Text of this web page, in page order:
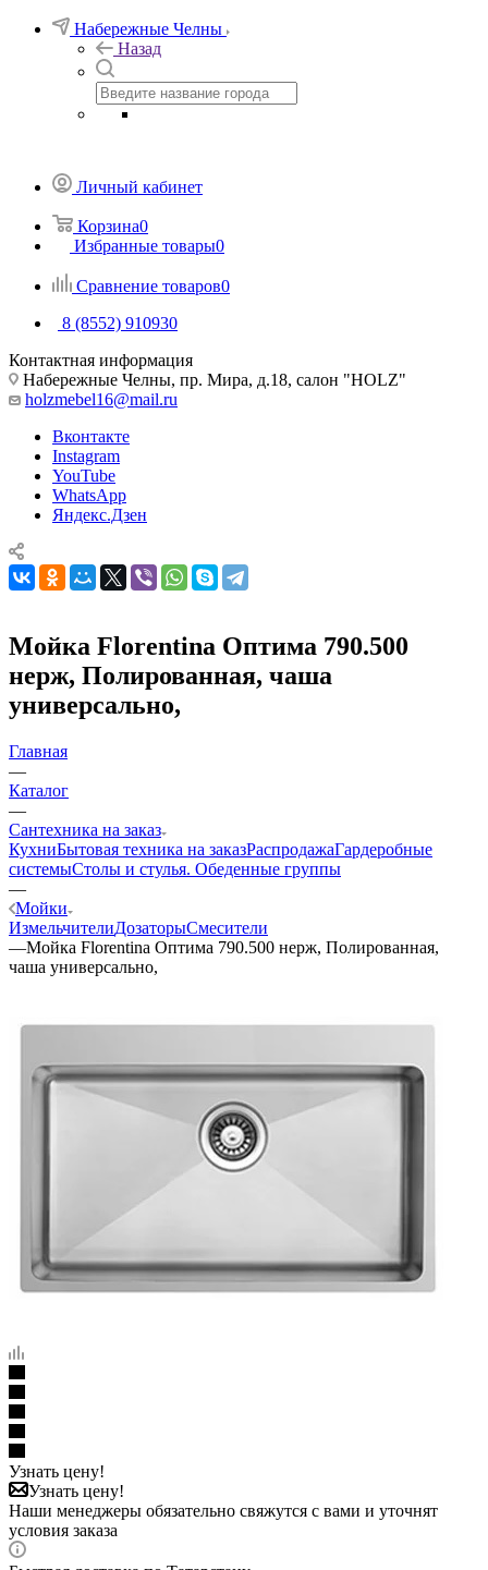
Набережные Челны
Назад
Личный кабинет
Корзина0
Избранные товары0
Сравнение товаров0
8 (8552) 910930
Контактная информация
Набережные Челны, пр. Мира, д.18, салон "HOLZ"
holzmebel16@mail.ru
Вконтакте
Instagram
YouTube
WhatsApp
Яндекс.Дзен
Мойка Florentina Оптима 790.500
нерж, Полированная, чаша
универсально,
Главная
—
Каталог
—
Сантехника на заказ
КухниБытовая техника на заказРаспродажаГардеробные
системыСтолы и стулья. Обеденные группы
—
Мойки
ИзмельчителиДозаторыСмесители
—Мойка Florentina Оптима 790.500 нерж, Полированная,
чаша универсально,
Узнать цену!
Узнать цену!
Наши менеджеры обязательно свяжутся с вами и уточнят
условия заказа